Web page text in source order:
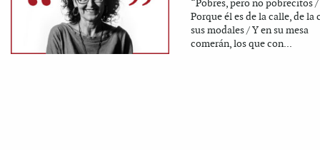
“Pobres, pero no pobrecitos /
Porque él es de la calle, de la
sus modales / Y en su mesa
comerán, los que con...